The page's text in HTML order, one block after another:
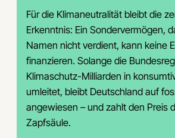
Für die Klimaneutralität bleibt die
Erkenntnis: Ein Sondervermögen,
Namen nicht verdient, kann keine
finanzieren. Solange die
Klimaschutz-Milliarden in
umleitet, bleibt Deutschland auf
angewiesen – und zahlt den Preis
Zapfsäule.